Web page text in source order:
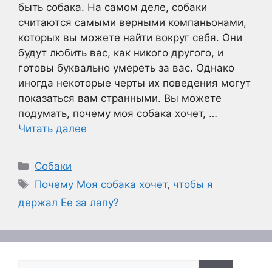
быть собака. На самом деле, собаки
считаются самыми верными компаньонами,
которых вы можете найти вокруг себя. Они
будут любить вас, как никого другого, и
готовы буквально умереть за вас. Однако
иногда некоторые черты их поведения могут
показаться вам странными. Вы можете
подумать, почему моя собака хочет, …
Читать далее
Рубрики
Собаки
Метки
Почему Моя собака хочет, чтобы я
держал Ее за лапу?